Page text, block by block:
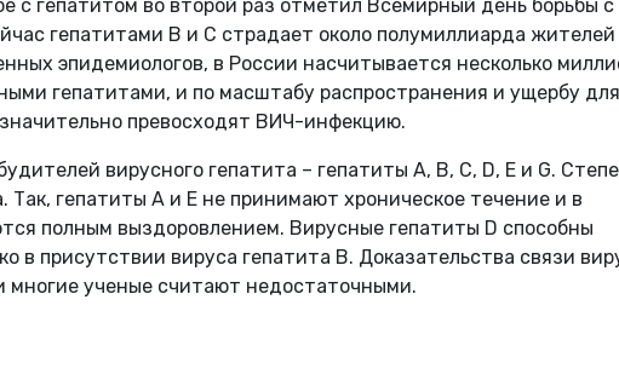
с гепатитом во второй раз отметил Всемирный день борьбы
гепатитами B и С страдает около полумиллиарда жителей
эпидемиологов, в России насчитывается несколько
гепатитами, и по масштабу распространения и ущербу для
превосходят ВИЧ-инфекцию.
вирусного гепатита – гепатиты A, B, C, D, E и G.
Так, гепатиты A и Е не принимают хроническое течение и в
полным выздоровлением. Вирусные гепатиты D способны
в присутствии вируса гепатита B. Доказательства связи
многие ученые считают недостаточными.